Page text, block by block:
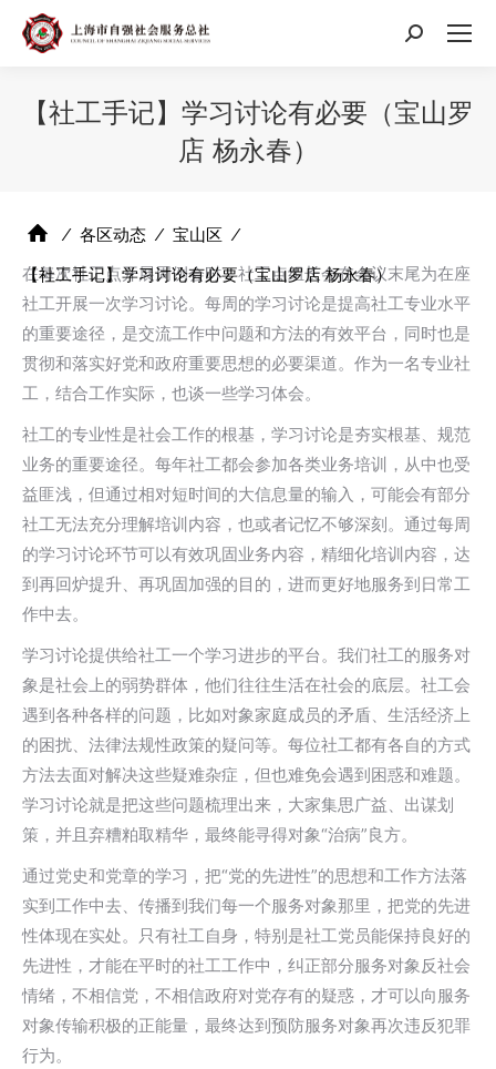
搜
【社工手记】学习讨论有必要（宝山罗
店 杨永春）
⁄ 各区动态 ⁄ 宝山区 ⁄
【社工手记】学习讨论有必要（宝山罗店 杨永春）
在每次社工点开展周例会时，社工点组长会在会议末尾为在座
社工开展一次学习讨论。每周的学习讨论是提高社工专业水平
的重要途径，是交流工作中问题和方法的有效平台，同时也是
贯彻和落实好党和政府重要思想的必要渠道。作为一名专业社
工，结合工作实际，也谈一些学习体会。
社工的专业性是社会工作的根基，学习讨论是夯实根基、规范
业务的重要途径。每年社工都会参加各类业务培训，从中也受
益匪浅，但通过相对短时间的大信息量的输入，可能会有部分
社工无法充分理解培训内容，也或者记忆不够深刻。通过每周
的学习讨论环节可以有效巩固业务内容，精细化培训内容，达
到再回炉提升、再巩固加强的目的，进而更好地服务到日常工
作中去。
学习讨论提供给社工一个学习进步的平台。我们社工的服务对
象是社会上的弱势群体，他们往往生活在社会的底层。社工会
遇到各种各样的问题，比如对象家庭成员的矛盾、生活经济上
的困扰、法律法规性政策的疑问等。每位社工都有各自的方式
方法去面对解决这些疑难杂症，但也难免会遇到困惑和难题。
学习讨论就是把这些问题梳理出来，大家集思广益、出谋划
策，并且弃糟粕取精华，最终能寻得对象“治病”良方。
通过党史和党章的学习，把“党的先进性”的思想和工作方法落
实到工作中去、传播到我们每一个服务对象那里，把党的先进
性体现在实处。只有社工自身，特别是社工党员能保持良好的
先进性，才能在平时的社工工作中，纠正部分服务对象反社会
情绪，不相信党，不相信政府对党存有的疑惑，才可以向服务
对象传输积极的正能量，最终达到预防服务对象再次违反犯罪
行为。